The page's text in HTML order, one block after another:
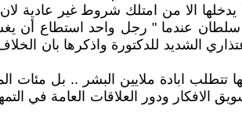
الا من امتلك شروط غير عادية
عندما " رجل واحد استطاع أن
الشديد للدكتورة واذكرها بان
تتطلب ابادة ملايين البشر .. بل مئات
ودور العلاقات العامة في